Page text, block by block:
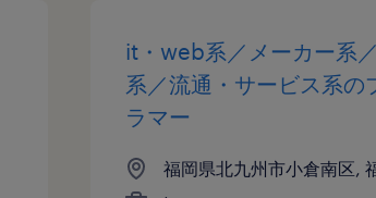
it・web系／メーカー系
系／流通・サービス系の
ラマー
福岡県北九州市小倉南区,